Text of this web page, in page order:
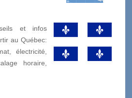
et infos
au Québec:
électricité,
horaire,